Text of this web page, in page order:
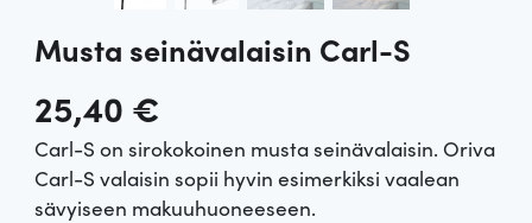
Musta seinävalaisin Carl-S
25,40 €
Carl-S on sirokokoinen musta seinävalaisin. Oriva
Carl-S valaisin sopii hyvin esimerkiksi vaalean
sävyiseen makuuhuoneeseen.